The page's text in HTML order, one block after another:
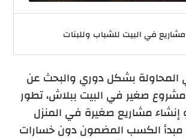
مشاريع في البيت للشباب وللبنات
المحاولة بشكل دوري والبحث عن
مشروع صغير في البيت ببلاش، تطور
إنشاء مشاريع صغيرة في المنزل
مبدأ الكسب المضمون دون خسارات